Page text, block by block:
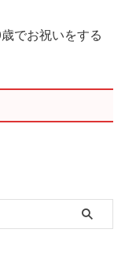
でお祝いをする